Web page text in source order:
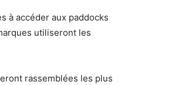
à accéder aux paddocks
utiliseront les
rassemblées les plus